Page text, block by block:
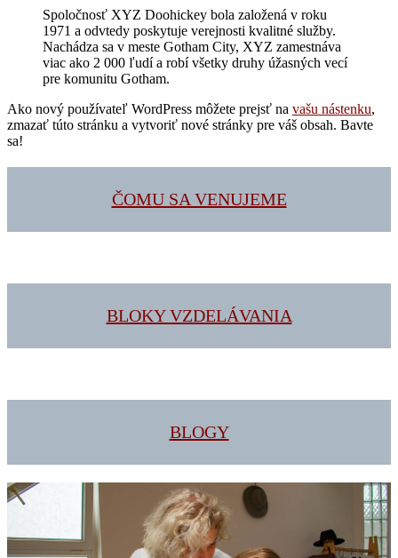
Spoločnosť XYZ Doohickey bola založená v roku
1971 a odvtedy poskytuje verejnosti kvalitné služby.
Nachádza sa v meste Gotham City, XYZ zamestnáva
viac ako 2 000 ľudí a robí všetky druhy úžasných vecí
pre komunitu Gotham.
Ako nový používateľ WordPress môžete prejsť na vašu nástenku,
zmazať túto stránku a vytvoriť nové stránky pre váš obsah. Bavte
sa!
ČOMU SA VENUJEME
BLOKY VZDELÁVANIA
BLOGY